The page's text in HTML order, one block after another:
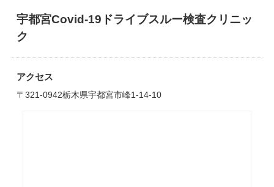
宇都宮Covid-19ドライブスルー検査クリニッ
ク
アクセス
〒321-0942栃木県宇都宮市峰1-14-10